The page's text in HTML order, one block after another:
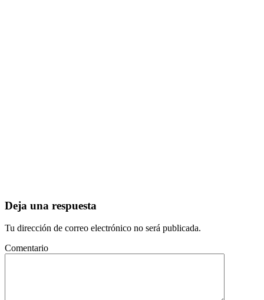
Deja una respuesta
Tu dirección de correo electrónico no será publicada.
Comentario